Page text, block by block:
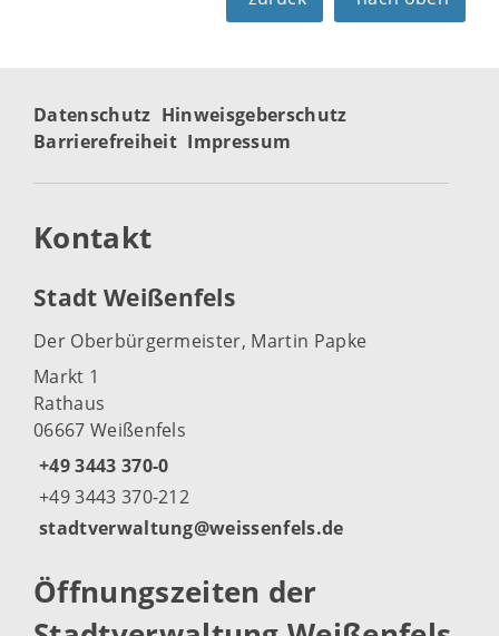
Datenschutz Hinweisgeberschutz
Barrierefreiheit Impressum
Kontakt
Stadt Weißenfels
Der Oberbürgermeister, Martin Papke
Markt 1
Rathaus
06667 Weißenfels
+49 3443 370-0
+49 3443 370-212
stadtverwaltung@weissenfels.de
Öffnungszeiten der